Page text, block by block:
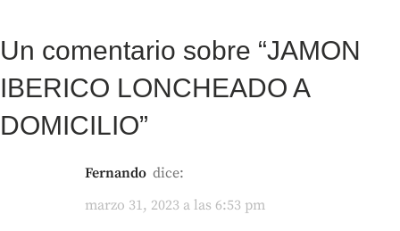
Un comentario sobre “JAMON
IBERICO LONCHEADO A
DOMICILIO”
Fernando dice:
marzo 31, 2023 a las 6:53 pm